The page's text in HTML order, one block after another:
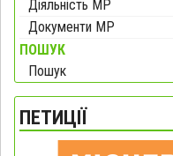
Діяльність МР
Документи МР
ПОШУК
Пошук
ПЕТИЦІЇ